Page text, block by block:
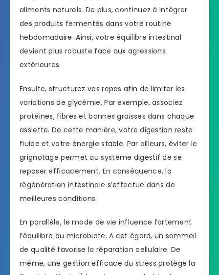
aliments naturels. De plus, continuez à intégrer
des produits fermentés dans votre routine
hebdomadaire. Ainsi, votre équilibre intestinal
devient plus robuste face aux agressions
extérieures.
Ensuite, structurez vos repas afin de limiter les
variations de glycémie. Par exemple, associez
protéines, fibres et bonnes graisses dans chaque
assiette. De cette manière, votre digestion reste
fluide et votre énergie stable. Par ailleurs, éviter le
grignotage permet au système digestif de se
reposer efficacement. En conséquence, la
régénération intestinale s’effectue dans de
meilleures conditions.
En parallèle, le mode de vie influence fortement
l’équilibre du microbiote. A cet égard, un sommeil
de qualité favorise la réparation cellulaire. De
même, une gestion efficace du stress protège la